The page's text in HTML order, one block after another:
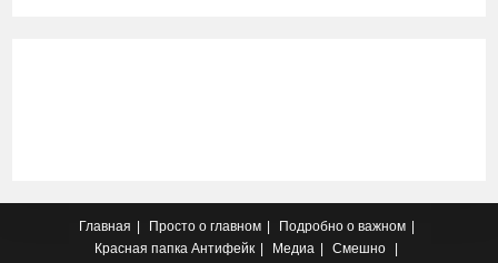
Главная Просто о главном
Подробно о важном
Красная папка Антифейк Медиа Смешно